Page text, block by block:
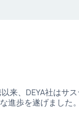
来、DEYA社はサ
進歩を遂げました。